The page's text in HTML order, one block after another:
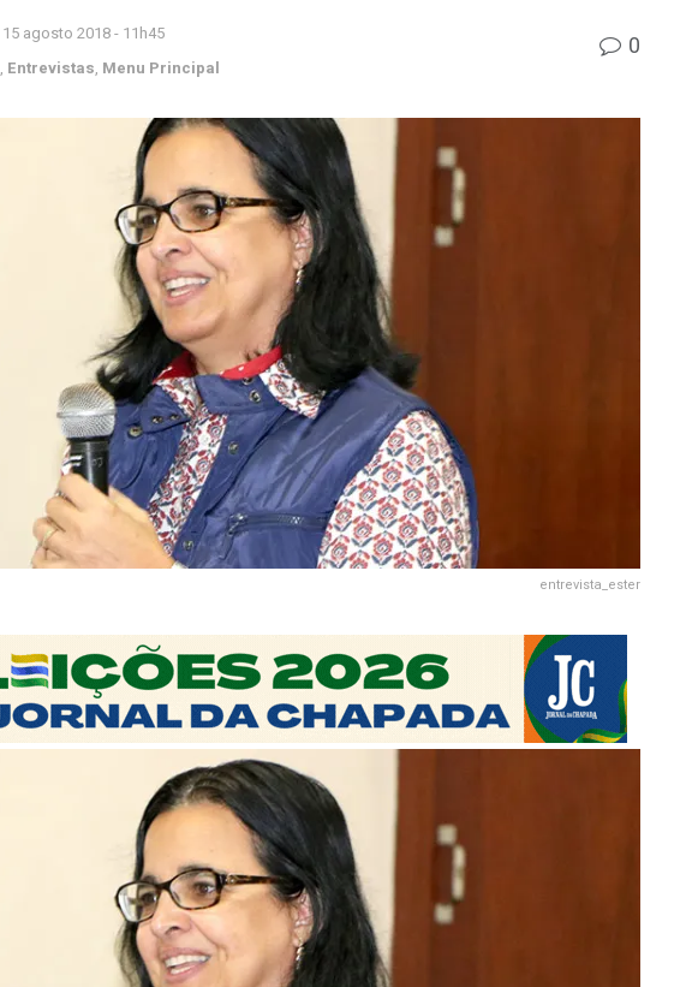
15 agosto 2018 - 11h45
, Entrevistas, Menu Principal
0
entrevista_ester